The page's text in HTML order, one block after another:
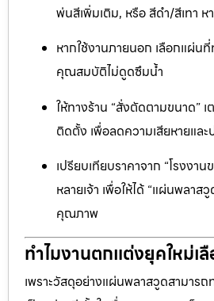
พ่นสีเพิ่มเติม, หรือ สีดำ/สีเทา ห
หากใช้งานภายนอก เลือกแผ่น
คุณสมบัติไม่ดูดซึมน้ำ
ให้ทางร้าน “สั่งตัดตามขนาด”
ติดตั้ง เพื่อลดความเสียหายและ
เปรียบเทียบราคาจาก “โรงงา
หลายเจ้า เพื่อให้ได้ “แผ่นพลาส
คุณภาพ
ทำไมงานตกแต่งยุคใหม่เ
เพราะวัสดุอย่างแผ่นพลาสวูดสามาร